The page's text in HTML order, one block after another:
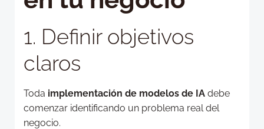
1. Definir objetivos
claros
Toda implementación de modelos de IA debe
comenzar identificando un problema real del
negocio.